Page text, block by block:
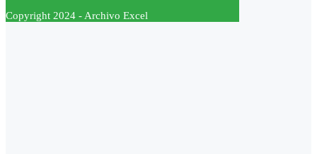
Copyright 2024 - Archivo Excel